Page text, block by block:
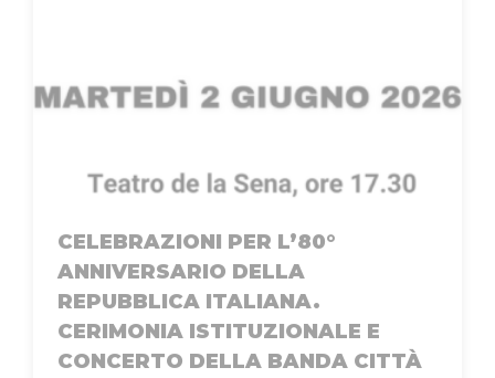
CELEBRAZIONI PER L’80°
ANNIVERSARIO DELLA
REPUBBLICA ITALIANA.
CERIMONIA ISTITUZIONALE E
CONCERTO DELLA BANDA CITTÀ